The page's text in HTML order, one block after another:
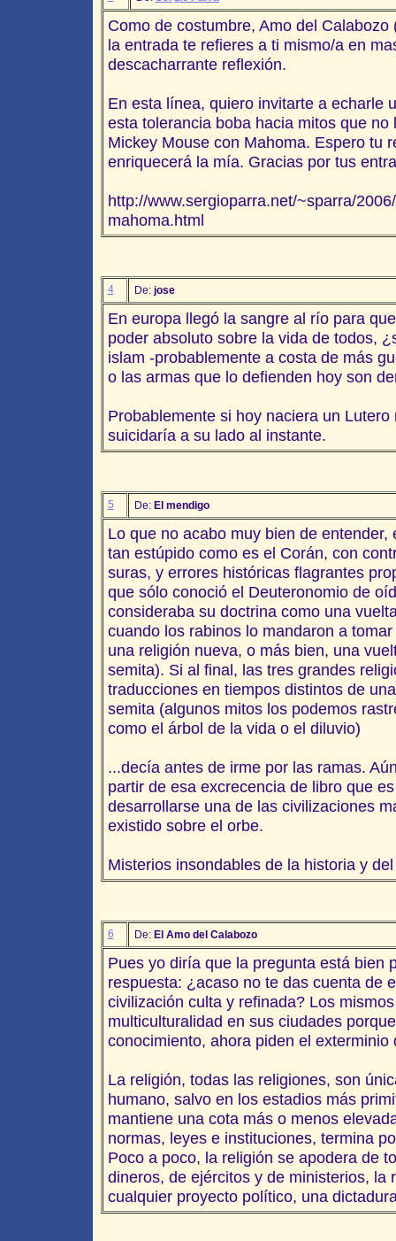
Como de costumbre, Amo del
la entrada te refieres a ti mismo/a en
descacharrante reflexión.
En esta línea, quiero invitarte a echarle
esta tolerancia boba hacia mitos que
Mickey Mouse con Mahoma. Espero tu
enriquecerá la mía. Gracias por tus
http://www.sergioparra.net/~sparra/
mahoma.html
4 De: jose
En europa llegó la sangre al río para
poder absoluto sobre la vida de todos,
islam -probablemente a costa de más
o las armas que lo defienden hoy son
Probablemente si hoy naciera un
suicidaría a su lado al instante.
5 De: El mendigo
Lo que no acabo muy bien de
tan estúpido como es el Corán, con
suras, y errores históricas flagrantes
que sólo conoció el Deuteronomio de
consideraba su doctrina como una
cuando los rabinos lo mandaron a
una religión nueva, o más bien, una
semita). Si al final, las tres grandes
traducciones en tiempos distintos de
semita (algunos mitos los podemos
como el árbol de la vida o el diluvio)
...decía antes de irme por las ramas.
partir de esa excrecencia de libro que
desarrollarse una de las civilizaciones
existido sobre el orbe.
Misterios insondables de la historia y
6 De: El Amo del Calabozo
Pues yo diría que la pregunta está bien
respuesta: ¿acaso no te das cuenta de
civilización culta y refinada? Los
multiculturalidad en sus ciudades
conocimiento, ahora piden el exterminio
La religión, todas las religiones, son
humano, salvo en los estadios más
mantiene una cota más o menos
normas, leyes e instituciones, termina
Poco a poco, la religión se apodera de
dineros, de ejércitos y de ministerios, la
cualquier proyecto político, una